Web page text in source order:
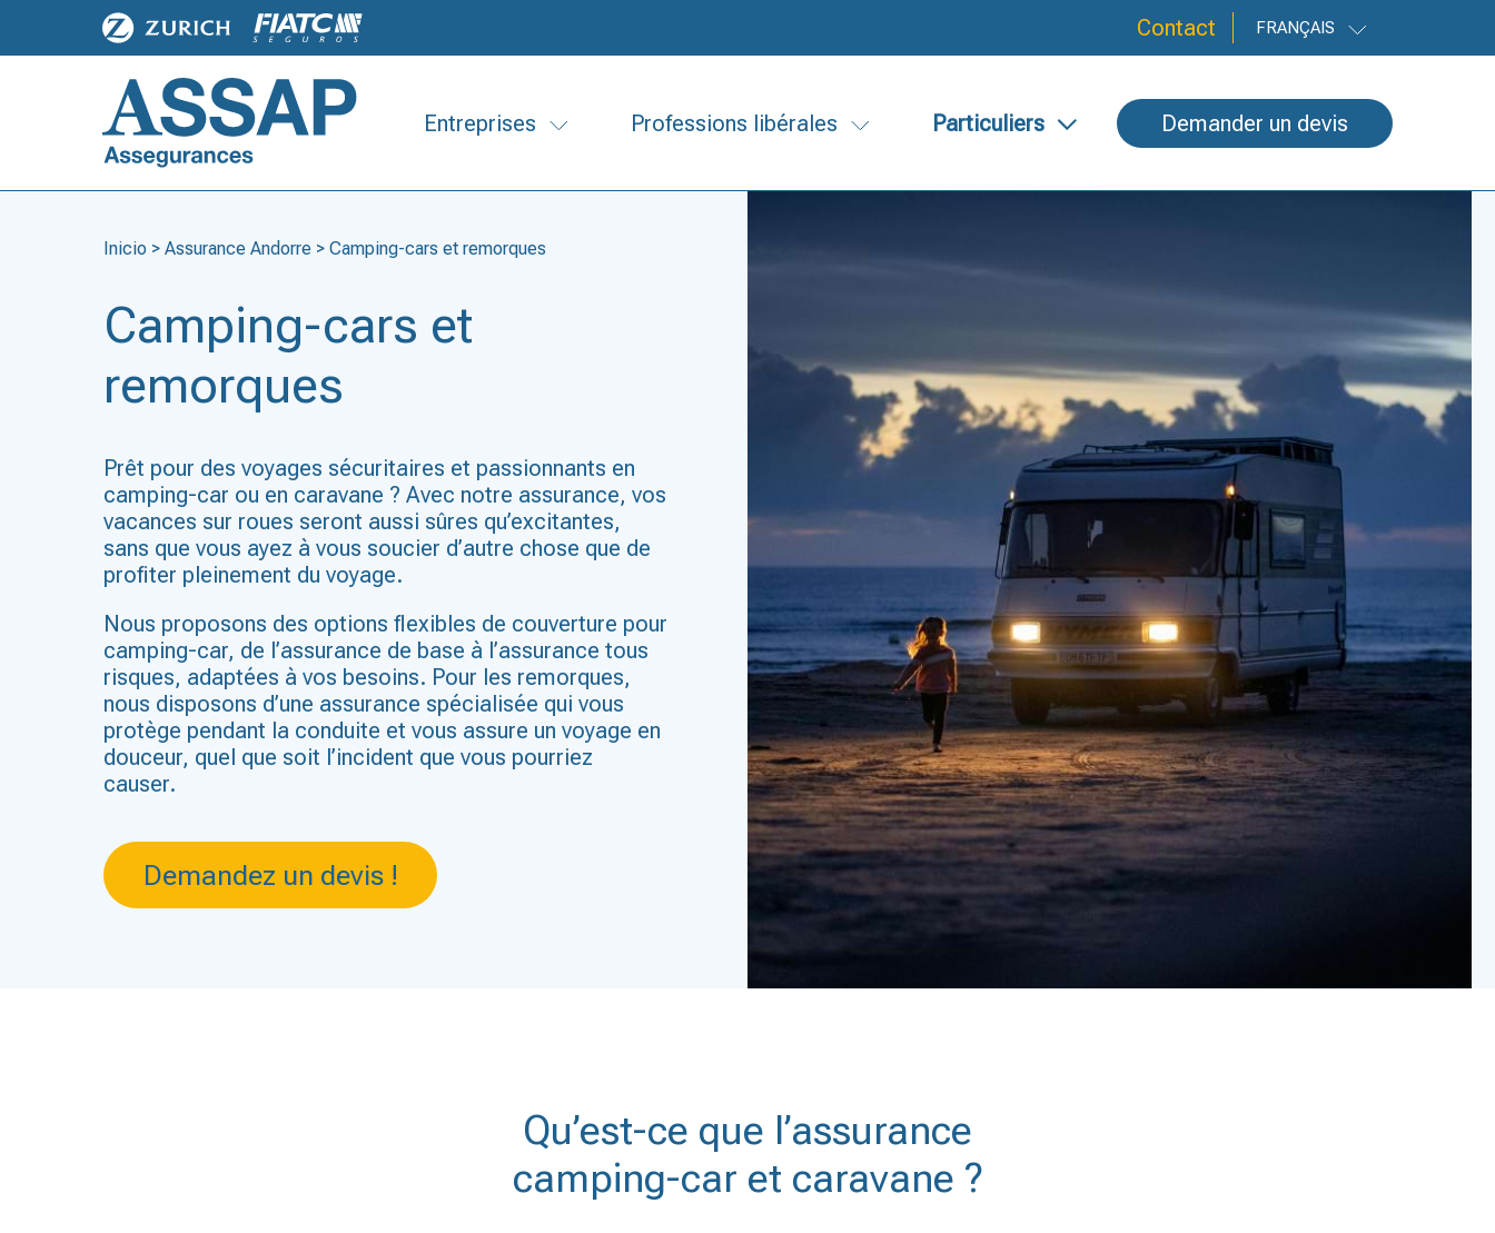
Contact FRANÇAIS
Entreprises Professions libérales Particuliers Demander un devis
Inicio >Assurance Andorre >Camping-cars et remorques
Camping-cars et
remorques
Prêt pour des voyages sécuritaires et passionnants en
camping-car ou en caravane ? Avec notre assurance, vos
vacances sur roues seront aussi sûres qu’excitantes,
sans que vous ayez à vous soucier d’autre chose que de
profiter pleinement du voyage.
Nous proposons des options flexibles de couverture pour
camping-car, de l’assurance de base à l’assurance tous
risques, adaptées à vos besoins. Pour les remorques,
nous disposons d’une assurance spécialisée qui vous
protège pendant la conduite et vous assure un voyage en
douceur, quel que soit l’incident que vous pourriez
causer.
Demandez un devis !
Qu’est-ce que l’assurance
camping-car et caravane ?